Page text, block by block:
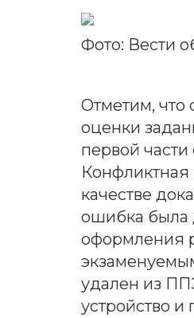
Фото: Вести
Отметим, что
оценки
первой
Конфликтная
качестве
ошибка была
оформления
удален из
устройство и